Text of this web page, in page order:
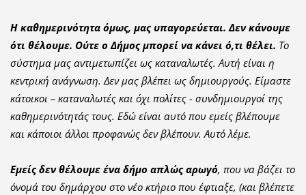
Η καθημερινότητα όμως, μας υπαγορεύεται. Δεν κάνουμε
ότι θέλουμε. Ούτε ο Δήμος μπορεί να κάνει ό,τι θέλει. Το
σύστημα μας αντιμετωπίζει ως καταναλωτές. Αυτή είναι η
κεντρική ανάγνωση. Δεν μας βλέπει ως δημιουργούς. Είμαστε
κάτοικοι – καταναλωτές και όχι πολίτες - συνδημιουργοί της
καθημερινότητάς τους. Εδώ είναι αυτό που εμείς βλέπουμε
και κάποιοι άλλοι προφανώς δεν βλέπουν. Αυτό λέμε.
Εμείς δεν θέλουμε ένα δήμο απλώς αρωγό, που να βάζει το
όνομά του δημάρχου στο νέο κτήριο που έφτιαξε, (και βλέπετε